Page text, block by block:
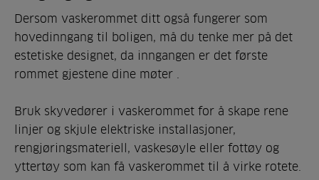
Dersom vaskerommet ditt også fungerer som
hovedinngang til boligen, må du tenke mer på det
estetiske designet, da inngangen er det første
rommet gjestene dine møter .
Bruk skyvedører i vaskerommet for å skape rene
linjer og skjule elektriske installasjoner,
rengjøringsmateriell, vaskesøyle eller fottøy og
yttertøy som kan få vaskerommet til å virke rotete.